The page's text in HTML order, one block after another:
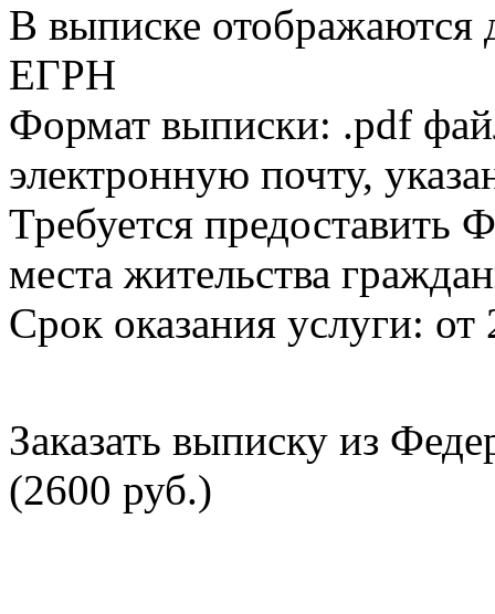
В выписке
ЕГРН
Формат выписки: .pdf
электронную почту,
Требуется
места жительства
Срок оказания услуги: от
Заказать выписку из
(2600 руб.)